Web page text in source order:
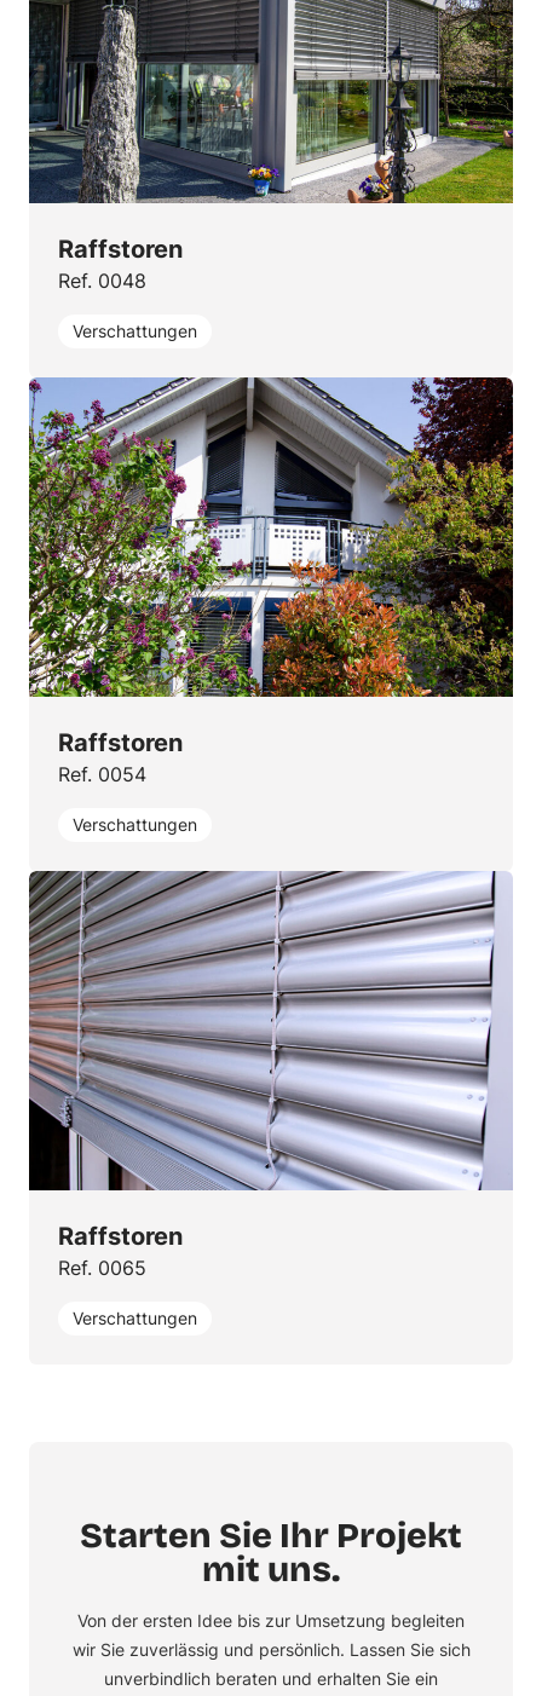
Raffstoren
Ref. 0048
Verschattungen
Raffstoren
Ref. 0054
Verschattungen
Raffstoren
Ref. 0065
Verschattungen
Starten Sie Ihr Projekt
mit uns.
Von der ersten Idee bis zur Umsetzung begleiten
wir Sie zuverlässig und persönlich. Lassen Sie sich
unverbindlich beraten und erhalten Sie ein